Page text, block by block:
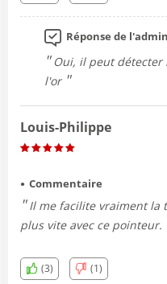
Réponse de
Oui, il peut détecter
l'or
Louis-Philippe
Commentaire
Il me facilite vraiment la tâche ! Je trouve mes cibles bien
plus vite avec ce pointeur.
(3) (1)